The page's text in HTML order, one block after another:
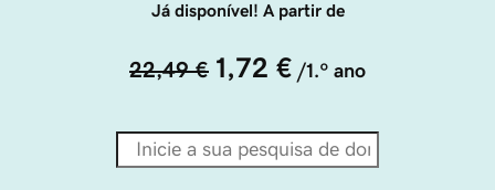
Já disponível! A partir de
22,49 € 1,72 € /1.º ano